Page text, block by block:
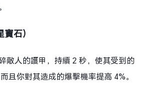
石）
敵人的護甲，持續 2 秒，使其受到的
且你對其造成的爆擊機率提高 4%。